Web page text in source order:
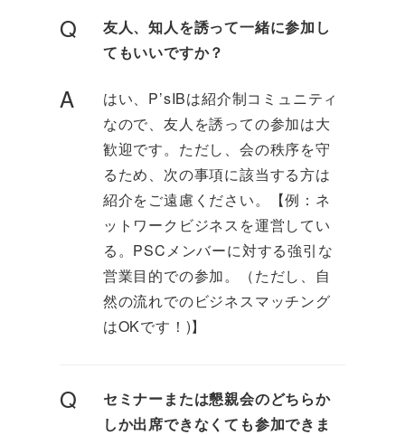
Q
友人、知人を誘って一緒に参加し
てもいいですか？
A
はい、P’sIBは紹介制コミュニティ
なので、友人を誘っての参加は大
歓迎です。ただし、会の秩序を守
るため、次の事項に該当する方は
紹介をご遠慮ください。【例：ネ
ットワークビジネスを運営してい
る。PSCメンバーに対する強引な
営業目的での参加。（ただし、自
然の流れでのビジネスマッチング
はOKです！)】
Q
セミナーまたは懇親会のどちらか
しか出席できなくても参加できま